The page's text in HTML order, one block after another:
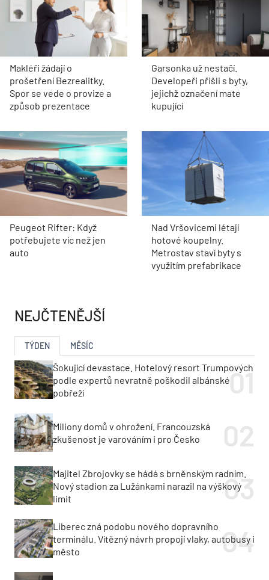
Makléři žádají o
prošetření Bezrealitky.
Spor se vede o provize a
způsob prezentace
Garsonka už nestačí.
Developeři přišli s byty,
jejichž označení mate
kupující
Peugeot Rifter: Když
potřebujete víc než jen
auto
Nad Vršovicemi létají
hotové koupelny.
Metrostav staví byty s
využitím prefabrikace
NEJČTENĚJŠÍ
TÝDEN MĚSÍC
Šokující devastace. Hotelový resort Trumpových
podle expertů nevratně poškodil albánské
pobřeží
Miliony domů v ohrožení. Francouzská
zkušenost je varováním i pro Česko
Majitel Zbrojovky se hádá s brněnským radním.
Nový stadion za Lužánkami narazil na výškový
limit
Liberec zná podobu nového dopravního
terminálu. Vítězný návrh propojí vlaky, autobusy i
město